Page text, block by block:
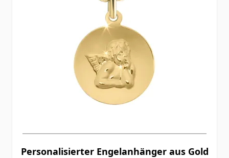
Personalisierter Engelanhänger aus Gold